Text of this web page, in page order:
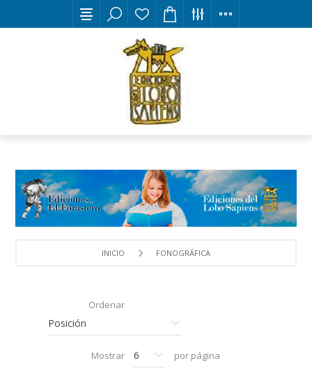
INICIO FONOGRÁFICA
Ordenar
Mostrar por página